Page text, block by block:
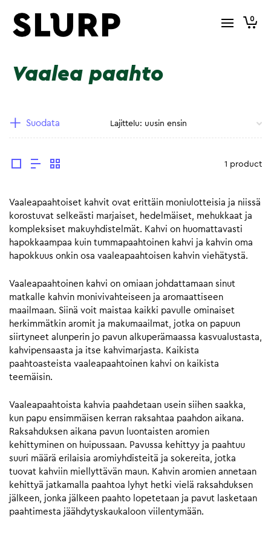
0
Vaalea paahto
Suodata
1 product
Vaaleapaahtoiset kahvit ovat erittäin moniulotteisia ja niissä
korostuvat selkeästi marjaiset, hedelmäiset, mehukkaat ja
kompleksiset makuyhdistelmät. Kahvi on huomattavasti
hapokkaampaa kuin tummapaahtoinen kahvi ja kahvin oma
hapokkuus onkin osa vaaleapaahtoisen kahvin viehätystä.
Vaaleapaahtoinen kahvi on omiaan johdattamaan sinut
matkalle kahvin monivivahteiseen ja aromaattiseen
maailmaan. Siinä voit maistaa kaikki pavulle ominaiset
herkimmätkin aromit ja makumaailmat, jotka on papuun
siirtyneet alunperin jo pavun alkuperämaassa kasvualustasta,
kahvipensaasta ja itse kahvimarjasta. Kaikista
paahtoasteista vaaleapaahtoinen kahvi on kaikista
teemäisin.
Vaaleapaahtoista kahvia paahdetaan usein siihen saakka,
kun papu ensimmäisen kerran raksahtaa paahdon aikana.
Raksahduksen aikana pavun luontaisten aromien
kehittyminen on huipussaan. Pavussa kehittyy ja paahtuu
suuri määrä erilaisia aromiyhdisteitä ja sokereita, jotka
tuovat kahviin miellyttävän maun. Kahvin aromien annetaan
kehittyä jatkamalla paahtoa lyhyt hetki vielä raksahduksen
jälkeen, jonka jälkeen paahto lopetetaan ja pavut lasketaan
paahtimesta jäähdytyskaukaloon viilentymään.